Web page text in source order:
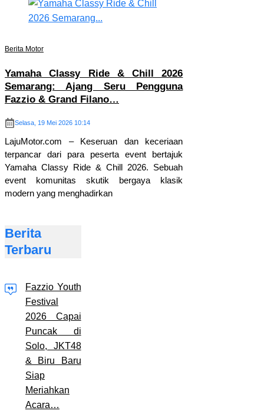
Berita Motor
Yamaha Classy Ride & Chill 2026
Semarang: Ajang Seru Pengguna
Fazzio & Grand Filano…
Selasa, 19 Mei 2026 10:14
LajuMotor.com – Keseruan dan keceriaan
terpancar dari para peserta event bertajuk
Yamaha Classy Ride & Chill 2026. Sebuah
event komunitas skutik bergaya klasik
modern yang menghadirkan
Berita
Terbaru
Fazzio Youth
Festival
2026 Capai
Puncak di
Solo, JKT48
& Biru Baru
Siap
Meriahkan
Acara…